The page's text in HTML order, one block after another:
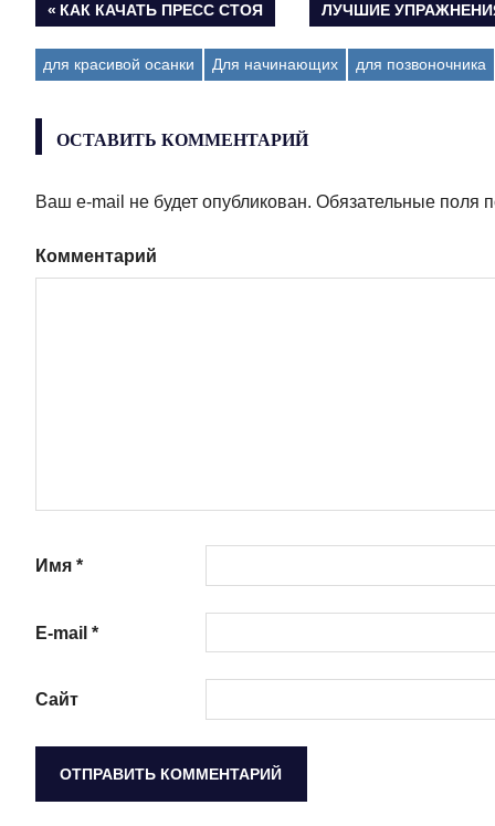
Навигация
по
записям
ПРЕДЫДУЩАЯ
КАК КАЧАТЬ ПРЕСС СТОЯ
СЛЕДУЮЩАЯ
ЛУЧШИЕ
для красивой осанки Для начинающих для позвоночника
ОСТАВИТЬ КОММЕНТАРИЙ
Ваш e-mail не будет опубликован. Обязательные поля
Комментарий
Имя *
E-mail *
Сайт